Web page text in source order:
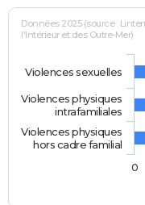
Données 2025 (source :
l'Intérieur et des Outre-Mer)
Violences sexuelles
Violences physiques
intrafamiliales
Violences physiques
hors cadre familial
0